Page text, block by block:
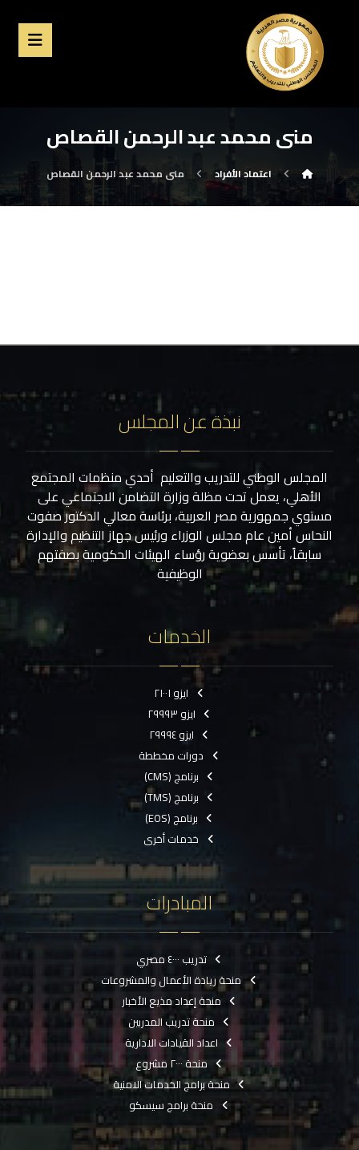
منى محمد عبد الرحمن القصاص
اعتماد الأفراد منى محمد عبد الرحمن القصاص
نبذة عن المجلس
المجلس الوطني للتدريب والتعليم أحدي منظمات المجتمع
الأهلي، يعمل تحت مظلة وزارة التضامن الاجتماعي على
مستوي جمهورية مصر العربية، برئاسة معالي الدكتور صفوت
النحاس أمين عام مجلس الوزراء ورئيس جهاز التنظيم والإدارة
سابقاً، تأسس بعضوية رؤساء الهيئات الحكومية بصفتهم
الوظيفية
الخدمات
ايزو ٢١٠٠١
ايزو ٢٩٩٩٣
ايزو ٢٩٩٩٤
دورات مخططة
برنامج (CMS)
برنامج (TMS)
برنامج (EOS)
خدمات أخرى
المبادرات
تدريب ٤٠٠٠ مصري
منحة ريادة الأعمال والمشروعات
منحة إعداد مذيع الأخبار
منحة تدريب المدربين
اعداد القيادات الادارية
منحة ٢٠٠٠ مشروع
منحة برامج الخدمات الامنية
منحة برامج سيسكو